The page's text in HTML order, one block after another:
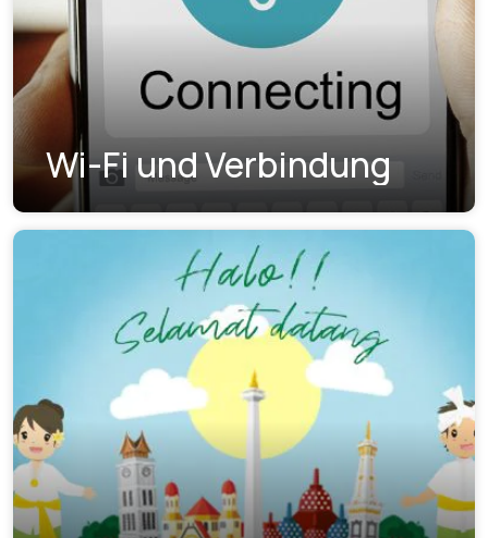
Wi-Fi und Verbindung